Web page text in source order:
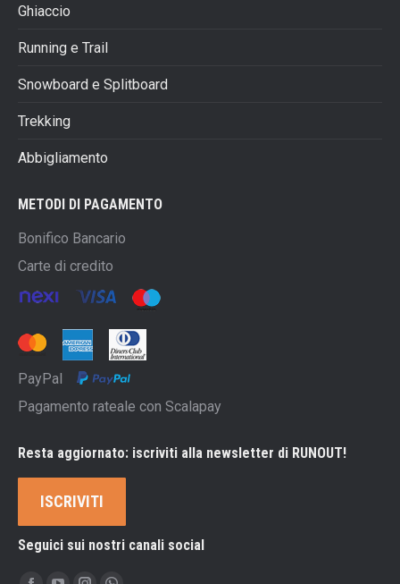
Ghiaccio
Running e Trail
Snowboard e Splitboard
Trekking
Abbigliamento
METODI DI PAGAMENTO
Bonifico Bancario
Carte di credito
PayPal
Pagamento rateale con Scalapay
Resta aggiornato: iscriviti alla newsletter di RUNOUT!
ISCRIVITI
Seguici sui nostri canali social
Ci puoi trovare su: